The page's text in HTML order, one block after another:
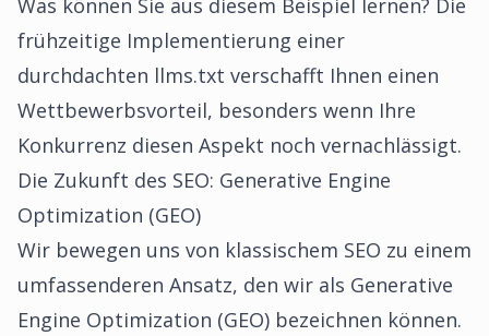
Was können Sie aus diesem Beispiel lernen? Die
frühzeitige Implementierung einer
durchdachten llms.txt verschafft Ihnen einen
Wettbewerbsvorteil, besonders wenn Ihre
Konkurrenz diesen Aspekt noch vernachlässigt.
Die Zukunft des SEO: Generative Engine
Optimization (GEO)
Wir bewegen uns von klassischem SEO zu einem
umfassenderen Ansatz, den wir als Generative
Engine Optimization (GEO) bezeichnen können.